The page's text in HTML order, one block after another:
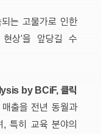
는 고물가로 인한
상'을 앞당길 수
by BCiF, 클릭
출을 전년 동월과
, 특히 교육 분야의